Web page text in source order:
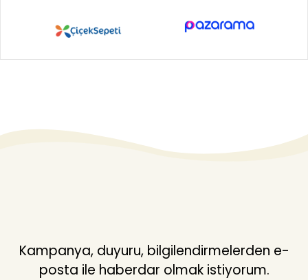
Kampanya, duyuru, bilgilendirmelerden e-
posta ile haberdar olmak istiyorum.